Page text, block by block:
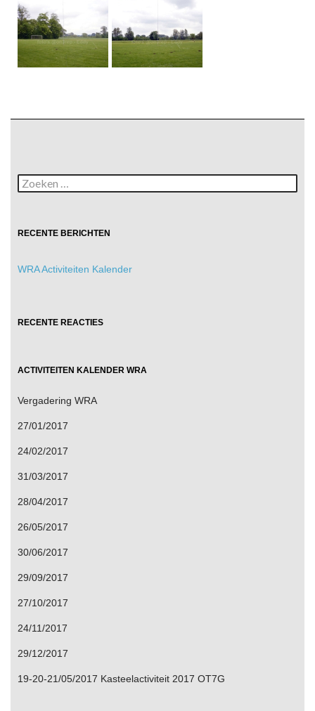
Zoeken
naar:
RECENTE BERICHTEN
WRA Activiteiten Kalender
RECENTE REACTIES
ACTIVITEITEN KALENDER WRA
Vergadering WRA
27/01/2017
24/02/2017
31/03/2017
28/04/2017
26/05/2017
30/06/2017
29/09/2017
27/10/2017
24/11/2017
29/12/2017
19-20-21/05/2017 Kasteelactiviteit 2017 OT7G